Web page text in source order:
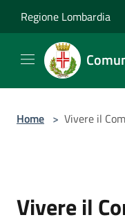
Regione Lombardia
Home > Vivere il
Vivere il